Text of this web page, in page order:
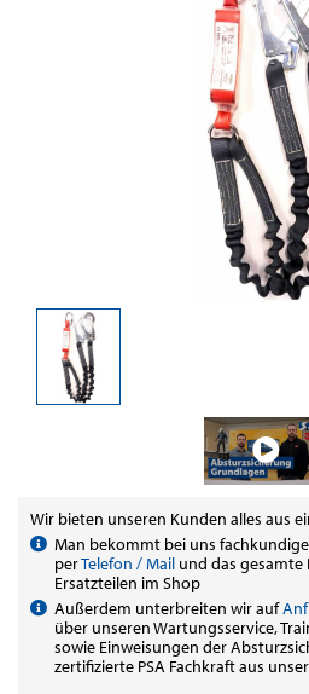
Wir bieten unseren Kunden alles aus
Man bekommt bei uns
perTelefon / Mail und das
Ersatzteilen im Shop
Außerdem unterbreiten wir auf
über unseren Wartungsservice,
sowie Einweisungen der
zertifizierte PSA Fachkraft aus